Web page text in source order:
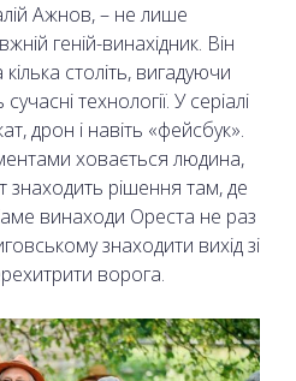
Ажнов, – не лише
геній-винахідник. Він
століть, вигадуючи
технології. У серіалі
дрон і навіть «фейсбук».
ховається людина,
знаходить рішення там, де
винаходи Ореста не раз
знаходити вихід зі
ворога.